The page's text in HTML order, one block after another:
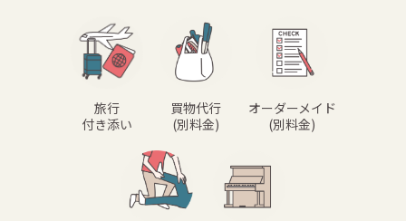
旅行
付き添い
買物代行
(別料金)
オーダーメイド
(別料金)